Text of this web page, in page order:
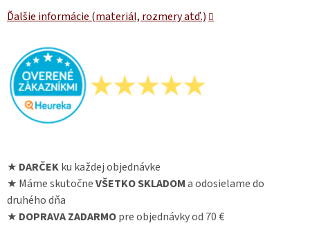
Ďalšie informácie (materiál, rozmery atď.)
★ DARČEKku každej objednávke
★ Máme skutočneVŠETKO SKLADOMa odosielame do
druhého dňa
★ DOPRAVA ZADARMOpre objednávky od 70 €